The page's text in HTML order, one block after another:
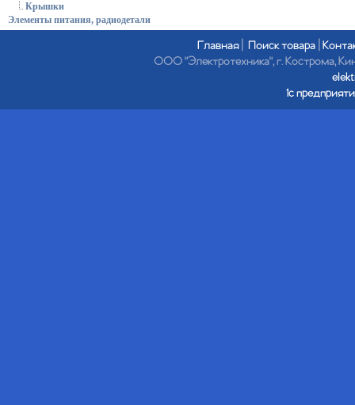
Крышки
Элементы питания, радиодетали
Главная| Поиск товара
ООО "Электротехника", г. Кострома,
1с